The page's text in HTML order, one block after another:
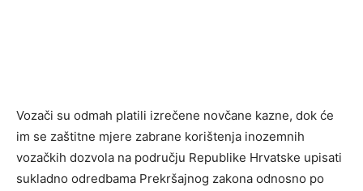
Vozači su odmah platili izrečene novčane kazne, dok će
im se zaštitne mjere zabrane korištenja inozemnih
vozačkih dozvola na području Republike Hrvatske upisati
sukladno odredbama Prekršajnog zakona odnosno po